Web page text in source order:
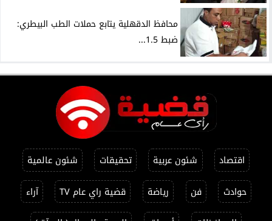
محافظ الدقهلية يتابع حملات الطب البيطري:
ضبط 1.5...
اقتصاد شئون عربية تحقيقات
شئون عالمية
حوادث
فن رياضة قضية راي عام TV
آراء